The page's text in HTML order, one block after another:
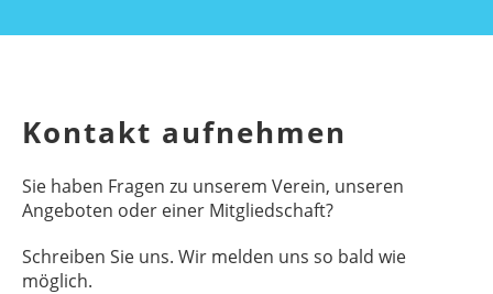
Kontakt aufnehmen
Sie haben Fragen zu unserem Verein, unseren
Angeboten oder einer Mitgliedschaft?
Schreiben Sie uns. Wir melden uns so bald wie
möglich.